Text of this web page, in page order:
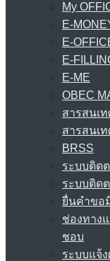
My
E-
E-
E-
E-ME
OBEC
สารสนเท
สารสนเ
BRSS
ระบบติด
ระบบติด
ยื่นคำขอ
ช่องทาง
ชอบ
ระบบแจ้